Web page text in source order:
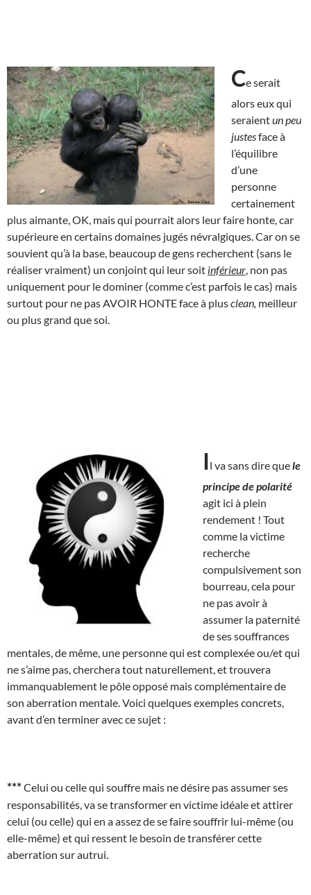
Ce serait
alors eux qui
seraientun peu
justesface à
l’équilibre
d’une
personne
certainement
plus aimante, OK, mais qui pourrait alors leur faire honte, car
supérieure en certains domaines jugés névralgiques. Car on se
souvient qu’à la base, beaucoup de gens recherchent (sans le
réaliser vraiment) un conjoint qui leur soit inférieur , non pas
uniquement pour le dominer (comme c’est parfois le cas) mais
surtout pour ne pas AVOIR HONTE face à plusclean, meilleur
ou plus grand que soi.
Il va sans dire quele
principe de polarité
agit ici à plein
rendement ! Tout
comme la victime
recherche
compulsivement son
bourreau, cela pour
ne pas avoir à
assumer la paternité
de ses souffrances
mentales, de même, une personne qui est complexée ou/et qui
ne s’aime pas, cherchera tout naturellement, et trouvera
immanquablement le pôle opposé mais complémentaire de
son aberration mentale. Voici quelques exemples concrets,
avant d’en terminer avec ce sujet :
***Celui ou celle qui souffre mais ne désire pas assumer ses
responsabilités, va se transformer en victime idéale et attirer
celui (ou celle) qui en a assez de se faire souffrir lui-même (ou
elle-même) et qui ressent le besoin de transférer cette
aberration sur autrui.